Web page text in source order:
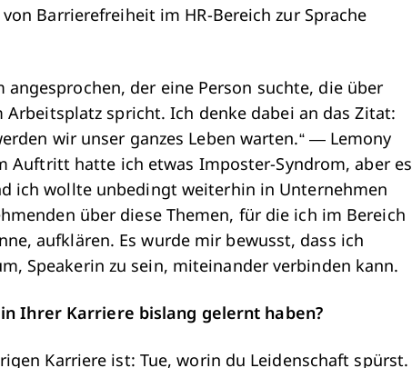
Barrierefreiheit im HR-Bereich zur Sprache
der eine Person suchte, die über
spricht. Ich denke dabei an das Zitat:
wir unser ganzes Leben warten.“ ― Lemony
Auftritt hatte ich etwas Imposter-Syndrom, aber es
ich wollte unbedingt weiterhin in Unternehmen
über diese Themen, für die ich im Bereich
aufklären. Es wurde mir bewusst, dass ich
Speakerin zu sein, miteinander verbinden kann.
Ihrer Karriere bislang gelernt haben?
Karriere ist: Tue, worin du Leidenschaft spürst.